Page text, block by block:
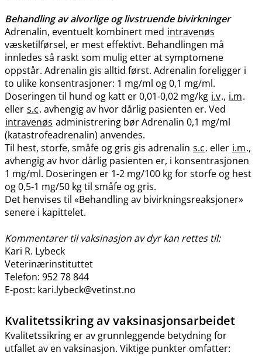
Behandling av alvorlige og livstruende bivirkninger
Adrenalin, eventuelt kombinert med intravenøs
væsketilførsel, er mest effektivt. Behandlingen må
innledes så raskt som mulig etter at symptomene
oppstår. Adrenalin gis alltid først. Adrenalin foreligger i
to ulike konsentrasjoner: 1 mg/ml og 0,1 mg​/​ml.
Doseringen til hund og katt er 0,01-0,02 mg/kg i.v., i.m.
eller s.c. avhengig av hvor dårlig pasienten er. Ved
intravenøs administrering bør Adrenalin 0,1 mg/ml
(katastrofeadrenalin) anvendes.
Til hest, storfe, småfe og gris gis adrenalin s.c. eller i.m.,
avhengig av hvor dårlig pasienten er, i konsentrasjonen
1 mg​/​ml. Doseringen er 1-2 mg/100 kg for storfe og hest
og 0,5-1 mg/50 kg til småfe og gris.
Det henvises til «Behandling av bivirkningsreaksjoner»
senere i kapittelet.
Kommentarer til vaksinasjon av dyr kan rettes til:
Kari R. Lybeck
Veterinærinstituttet
Telefon: 952 78 844
E-post: kari.lybeck@vetinst.no
Kvalitetssikring av vaksinasjonsarbeidet
Kvalitetssikring er av grunnleggende betydning for
utfallet av en vaksinasjon. Viktige punkter omfatter: